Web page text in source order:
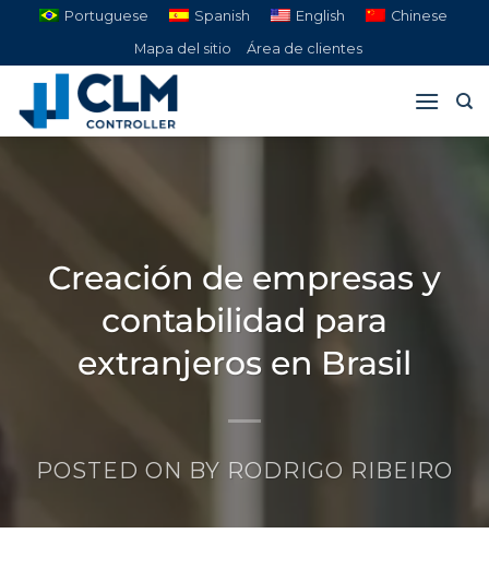
Saltar
contenido
Portuguese Spanish English
Chinese
Mapa del sitio
Área de clientes
Creación de empresas y
contabilidad para
extranjeros en Brasil
POSTED ON BY RODRIGO RIBEIRO